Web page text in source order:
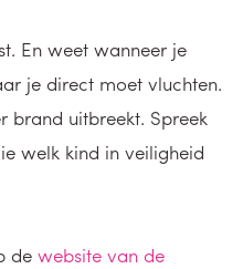
En weet wanneer je
je direct moet vluchten.
brand uitbreekt. Spreek
welk kind in veiligheid
de website van de